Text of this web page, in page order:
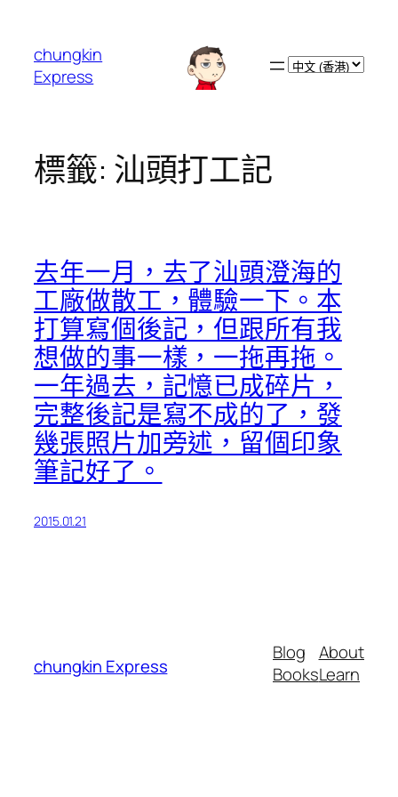
chungkin
Express
Choose
標籤: 汕頭打工記
去年一月，去了汕頭澄海的
工廠做散工，體驗一下。本
打算寫個後記，但跟所有我
想做的事一樣，一拖再拖。
一年過去，記憶已成碎片，
完整後記是寫不成的了，發
幾張照片加旁述，留個印象
筆記好了。
2015.01.21
chungkin Express
Blog
Books
About
Learn